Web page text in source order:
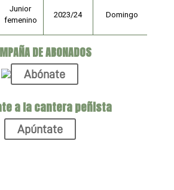
Junior
femenino
2023/24 Domingo
DE ABONADOS
Abónate
a la cantera peñista
Apúntate